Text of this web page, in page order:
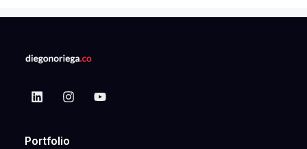
Portfolio